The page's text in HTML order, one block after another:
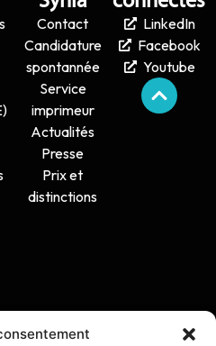
Contact
Candidature
spontannée
Service
imprimeur
Actualités
Presse
Prix et
distinctions
LinkedIn
Facebook
Youtube